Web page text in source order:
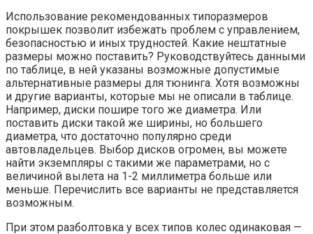
Использование рекомендованных типоразмеров
покрышек позволит избежать проблем с управлением,
безопасностью и иных трудностей. Какие нештатные
размеры можно поставить? Руководствуйтесь данными
по таблице, в ней указаны возможные допустимые
альтернативные размеры для тюнинга. Хотя возможны
и другие варианты, которые мы не описали в таблице.
Например, диски пошире того же диаметра. Или
поставить диски такой же ширины, но большего
диаметра, что достаточно популярно среди
автовладельцев. Выбор дисков огромен, вы можете
найти экземпляры с такими же параметрами, но с
величиной вылета на 1-2 миллиметра больше или
меньше. Перечислить все варианты не представляется
возможным.
При этом разболтовка у всех типов колес одинаковая —